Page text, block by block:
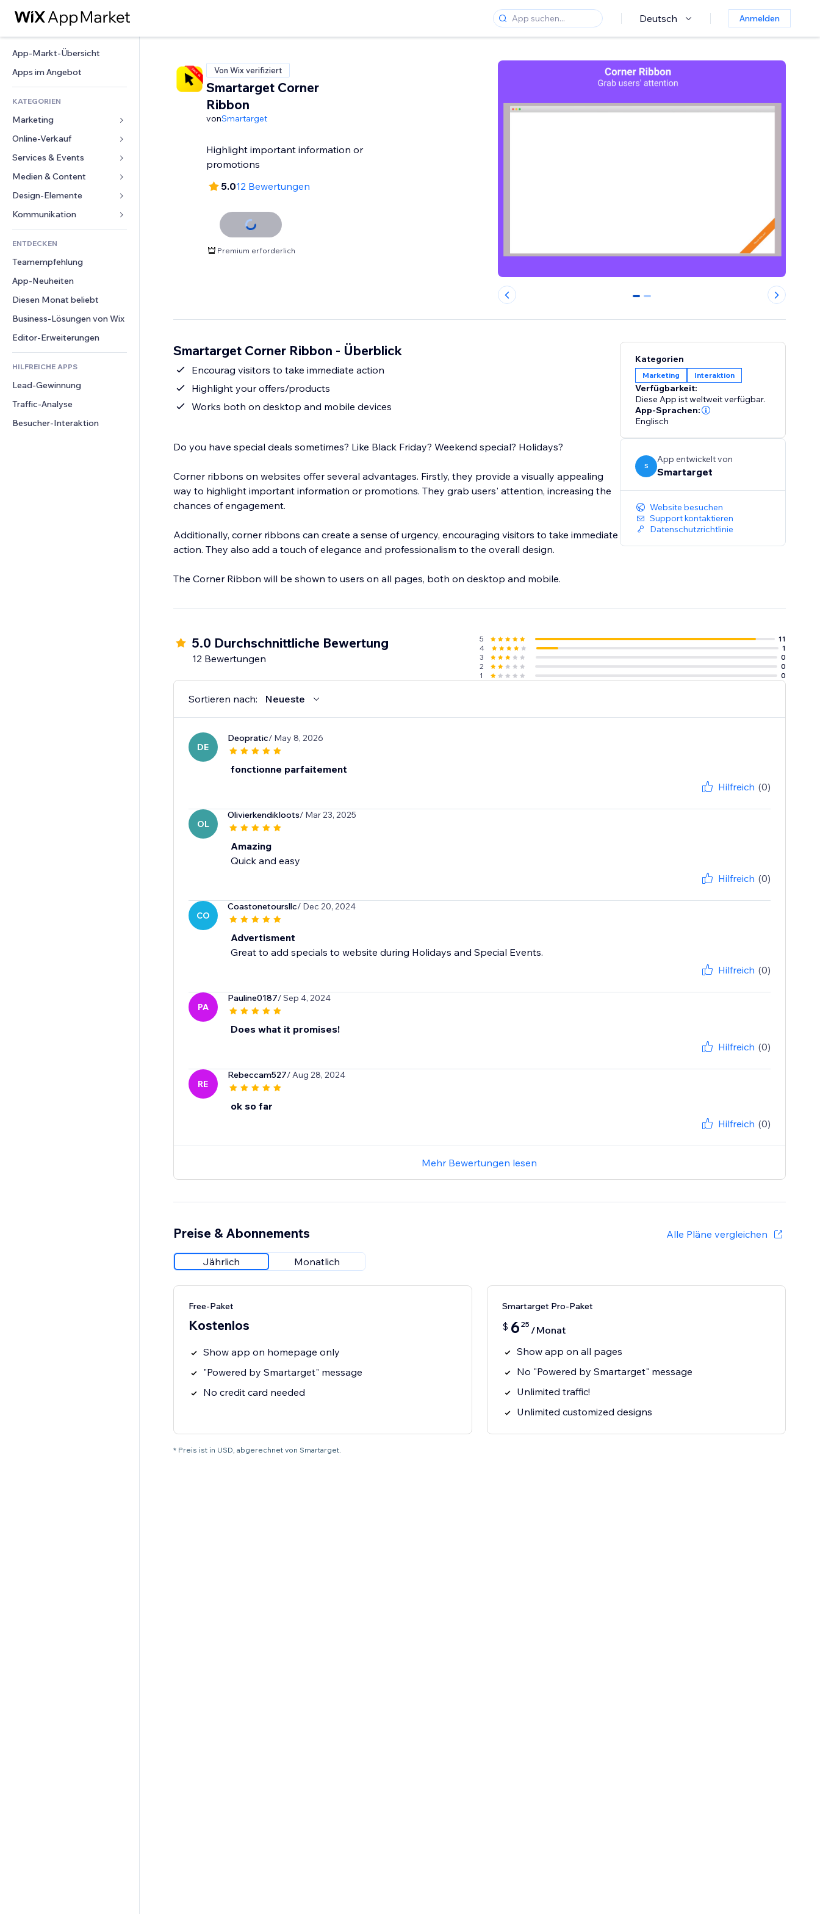
Deutsch Anmelden
App-Markt-Übersicht
Apps im Angebot
KATEGORIEN
Marketing
Anzeigen
Mobil
Statistiken
Website-Einträge
E-Mail
Online-Verkauf
Apps für Shops
Versand & Lieferung
Verkaufen-Buttons
Buchhaltung
Gutscheine & Treuebonus
Lagerlösungen
Speisen & Getränke
Services & Events
Hotels
Events
Restaurants
Immobilien
Buchungen
Medien & Content
Galerie
Musik
Podcasts
Fotografie
Video
PDF
Dateifreigabe
News
Design-Elemente
Karten & Navigation
Datenschutz & Sicherheit
Uhr
Seiten-Vorlagen
Bildeffekte
Buttons & Menüs
Banner & Abzeichen
Taschenrechner
Suche
Wetter
Diagramme & Tabellen
Formulare
Umfragen
Chat
Kommentare
Telefon
Community
Bewertungen und Feedback
CRM
ENTDECKEN
Teamempfehlung
App-Neuheiten
Diesen Monat beliebt
Business-Lösungen von Wix
Editor-Erweiterungen
HILFREICHE APPS
Lead-Gewinnung
Traffic-Analyse
Besucher-Interaktion
Von Wix verifiziert
Smartarget Corner
Ribbon
vonSmartarget
Highlight important information or
promotions
5.012 Bewertungen
Premium erforderlich
0 1
Smartarget Corner Ribbon - Überblick
Encourag visitors to take immediate action
Highlight your offers/products
Works both on desktop and mobile devices
Do you have special deals sometimes? Like Black Friday? Weekend special? Holidays?
Corner ribbons on websites offer several advantages. Firstly, they provide a visually appealing
way to highlight important information or promotions. They grab users' attention, increasing the
chances of engagement.
Additionally, corner ribbons can create a sense of urgency, encouraging visitors to take immediate
action. They also add a touch of elegance and professionalism to the overall design.
The Corner Ribbon will be shown to users on all pages, both on desktop and mobile.
Kategorien
Marketing Interaktion
Verfügbarkeit:
Diese App ist weltweit verfügbar.
App-Sprachen:
Englisch
S
App entwickelt von
Smartarget
Website besuchen
Support kontaktieren
Datenschutzrichtlinie
5.0 Durchschnittliche Bewertung
12 Bewertungen
5
11
4
1
3
0
2
0
1
0
Sortieren nach: Neueste
DE
Deopratic/ May 8, 2026
fonctionne parfaitement
Hilfreich (0)
OL
Olivierkendikloots/ Mar 23, 2025
Amazing
Quick and easy
Hilfreich (0)
CO
Coastonetoursllc/ Dec 20, 2024
Advertisment
Great to add specials to website during Holidays and Special Events.
Hilfreich (0)
PA
Pauline0187/ Sep 4, 2024
Does what it promises!
Hilfreich (0)
RE
Rebeccam527/ Aug 28, 2024
ok so far
Hilfreich (0)
Mehr Bewertungen lesen
Preise & Abonnements Alle Pläne vergleichen
Jährlich Monatlich
Free-Paket
Kostenlos
Show app on homepage only
"Powered by Smartarget" message
No credit card needed
Smartarget Pro-Paket
$ 6 25 /Monat
Show app on all pages
No "Powered by Smartarget" message
Unlimited traffic!
Unlimited customized designs
* Preis ist in USD, abgerechnet von Smartarget.